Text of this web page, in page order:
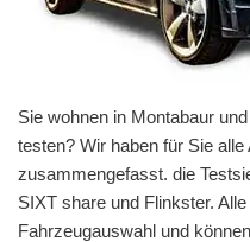
Sie wohnen in Montabaur
testen? Wir haben für Sie
zusammengefasst. die
SIXT share und Flinkster.
Fahrzeugauswahl und